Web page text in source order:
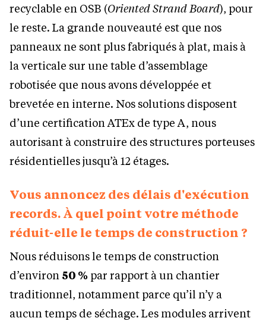
recyclable en OSB (Oriented Strand Board), pour
le reste. La grande nouveauté est que nos
panneaux ne sont plus fabriqués à plat, mais à
la verticale sur une table d’assemblage
robotisée que nous avons développée et
brevetée en interne. Nos solutions disposent
d’une certification ATEx de type A, nous
autorisant à construire des structures porteuses
résidentielles jusqu’à 12 étages.
Vous annoncez des délais d'exécution
records. À quel point votre méthode
réduit-elle le temps de construction ?
Nous réduisons le temps de construction
d’environ 50 % par rapport à un chantier
traditionnel, notamment parce qu’il n’y a
aucun temps de séchage. Les modules arrivent